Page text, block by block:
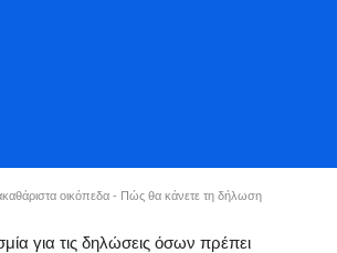
οικόπεδα - Πώς θα κάνετε τη δήλωση
για τις δηλώσεις όσων πρέπει